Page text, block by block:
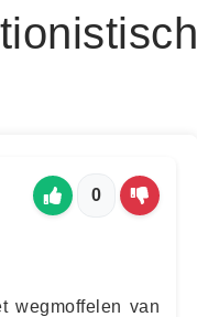
0
wegmoffelen van